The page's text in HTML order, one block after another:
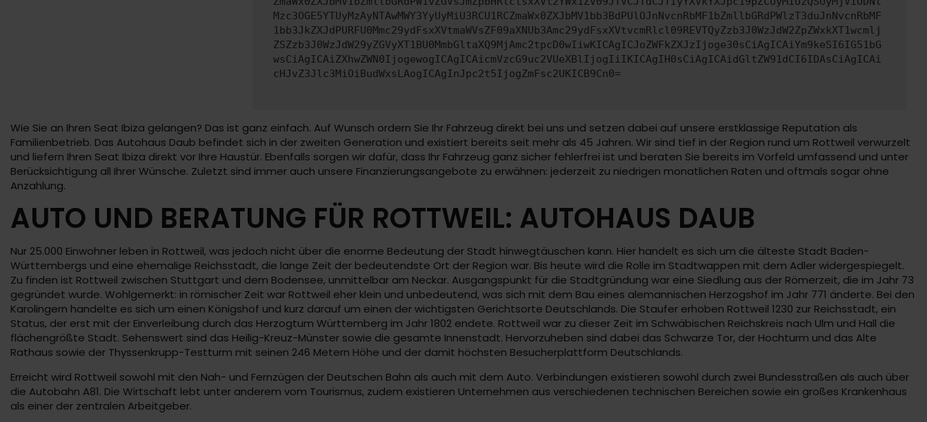
Mzc3OGE5YTUyMzAyNTAwMWY3YyUyMiU3RCU1RCZmaWx0ZXJbMV1bb3BdPUlOJnNvcnRbMF1bZmllbGRdPWlzT3duJnNvcnRbMF
1bb3JkZXJdPURFU0Mmc29ydFsxXVtmaWVsZF09aXNUb3Amc29ydFsxXVtvcmRlcl09REVTQyZzb3J0WzJdW2ZpZWxkXT1wcmlj
ZSZzb3J0WzJdW29yZGVyXT1BU0MmbGltaXQ9MjAmc2tpcD0wIiwKICAgICJoZWFkZXJzIjoge30sCiAgICAiYm9keSI6IG51bG
wsCiAgICAiZXhwZWN0IjogewogICAgICAicmVzcG9uc2VUeXBlIjogIiIKICAgIH0sCiAgICAidGltZW91dCI6IDAsCiAgICAi
cHJvZ3Jlc3MiOiBudWxsLAogICAgInJpc2t5IjogZmFsc2UKICB9Cn0=
Wie Sie an Ihren Seat Ibiza gelangen? Das ist ganz einfach. Auf Wunsch ordern Sie Ihr Fahrzeug direkt bei uns und setzen dabei auf unsere erstklassige Reputation als
Familienbetrieb. Das Autohaus Daub befindet sich in der zweiten Generation und existiert bereits seit mehr als 45 Jahren. Wir sind tief in der Region rund um Rottweil verwurzelt
und liefern Ihren Seat Ibiza direkt vor Ihre Haustür. Ebenfalls sorgen wir dafür, dass Ihr Fahrzeug ganz sicher fehlerfrei ist und beraten Sie bereits im Vorfeld umfassend und unter
Berücksichtigung all Ihrer Wünsche. Zuletzt sind immer auch unsere Finanzierungsangebote zu erwähnen: jederzeit zu niedrigen monatlichen Raten und oftmals sogar ohne
Anzahlung.
AUTO UND BERATUNG FÜR ROTTWEIL: AUTOHAUS DAUB
Nur 25.000 Einwohner leben in Rottweil, was jedoch nicht über die enorme Bedeutung der Stadt hinwegtäuschen kann. Hier handelt es sich um die älteste Stadt Baden-
Württembergs und eine ehemalige Reichsstadt, die lange Zeit der bedeutendste Ort der Region war. Bis heute wird die Rolle im Stadtwappen mit dem Adler widergespiegelt.
Zu finden ist Rottweil zwischen Stuttgart und dem Bodensee, unmittelbar am Neckar. Ausgangspunkt für die Stadtgründung war eine Siedlung aus der Römerzeit, die im Jahr 73
gegründet wurde. Wohlgemerkt: in römischer Zeit war Rottweil eher klein und unbedeutend, was sich mit dem Bau eines alemannischen Herzogshof im Jahr 771 änderte. Bei den
Karolingern handelte es sich um einen Königshof und kurz darauf um einen der wichtigsten Gerichtsorte Deutschlands. Die Staufer erhoben Rottweil 1230 zur Reichsstadt, ein
Status, der erst mit der Einverleibung durch das Herzogtum Württemberg im Jahr 1802 endete. Rottweil war zu dieser Zeit im Schwäbischen Reichskreis nach Ulm und Hall die
flächengrößte Stadt. Sehenswert sind das Heilig-Kreuz-Münster sowie die gesamte Innenstadt. Hervorzuheben sind dabei das Schwarze Tor, der Hochturm und das Alte
Rathaus sowie der Thyssenkrupp-Testturm mit seinen 246 Metern Höhe und der damit höchsten Besucherplattform Deutschlands.
Erreicht wird Rottweil sowohl mit den Nah- und Fernzügen der Deutschen Bahn als auch mit dem Auto. Verbindungen existieren sowohl durch zwei Bundesstraßen als auch über
die Autobahn A81. Die Wirtschaft lebt unter anderem vom Tourismus, zudem existieren Unternehmen aus verschiedenen technischen Bereichen sowie ein großes Krankenhaus
als einer der zentralen Arbeitgeber.